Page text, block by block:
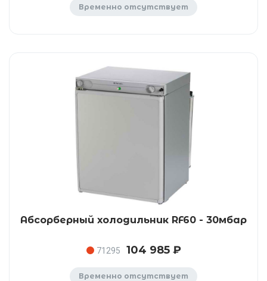
Временно отсутствует
Абсорберный холодильник RF60 - 30мбар
71295 104 985 ₽
Временно отсутствует